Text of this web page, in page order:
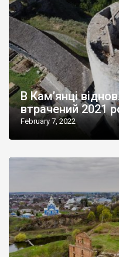
В Кам’янці
втрачений 2021
February 7, 2022